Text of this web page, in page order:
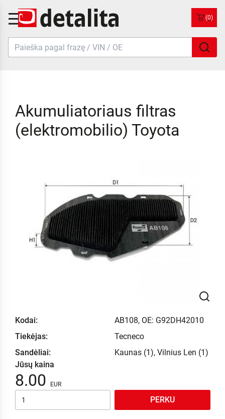
(0)
Akumuliatoriaus filtras
(elektromobilio) Toyota
Kodai:
AB108, OE: G92DH42010
Tiekėjas:
Tecneco
Sandėliai:
Kaunas (1), Vilnius Len (1)
Jūsų kaina
8.00
PERKU